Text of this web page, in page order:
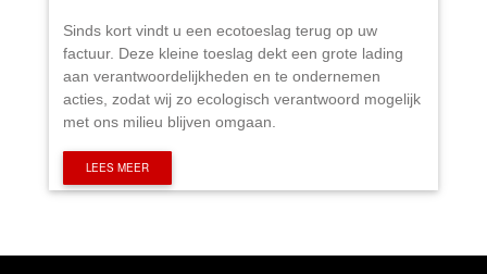
Sinds kort vindt u een ecotoeslag terug op uw
factuur. Deze kleine toeslag dekt een grote lading
aan verantwoordelijkheden en te ondernemen
acties, zodat wij zo ecologisch verantwoord mogelijk
met ons milieu blijven omgaan.
LEES MEER